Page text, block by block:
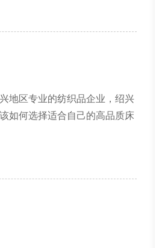
地区专业的纺织品企业，绍兴
如何选择适合自己的高品质床
簧等。不同材质的床垫具有
提供良好支撑。